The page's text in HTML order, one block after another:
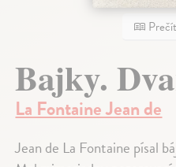
Bajky.
La Fontaine Jean de
Jean de La Fontaine písal